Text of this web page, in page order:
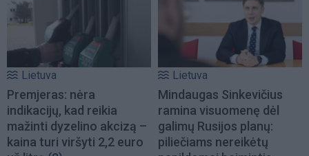
Lietuva
Premjeras: nėra
indikacijų, kad reikia
mažinti dyzelino akcizą –
kaina turi viršyti 2,2 euro
Lietuva
Mindaugas Sinkevičius
ramina visuomenę dėl
galimų Rusijos planų:
piliečiams nereikėtų